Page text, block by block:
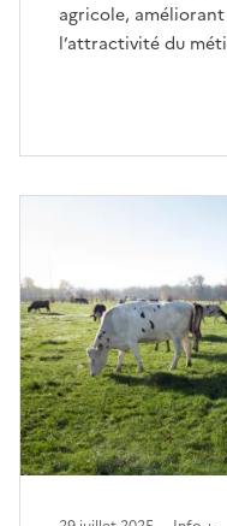
agricole,
l’attractivité du